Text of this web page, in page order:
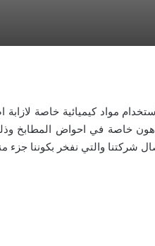
مواد كيميائية خاصة
الدهون خاصة في احواض المطابخ
والتي نفخر بكوننا جزء